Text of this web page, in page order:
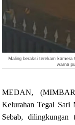
Maling beraksi terekam kamera
warna
MEDAN,
Kelurahan Tegal Sari
Sebab, dilingkungan